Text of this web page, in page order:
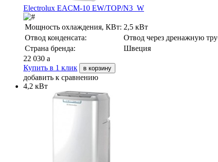
Electrolux EACM-10 EW/TOP/N3_W
Мощность охлаждения, КВт: 2,5 кВт
Отвод конденсата:
Отвод через дренажную
Страна бренда:
Швеция
22 030 a
Купить в 1 клик
в корзину
добавить к сравнению
4,2 кВт